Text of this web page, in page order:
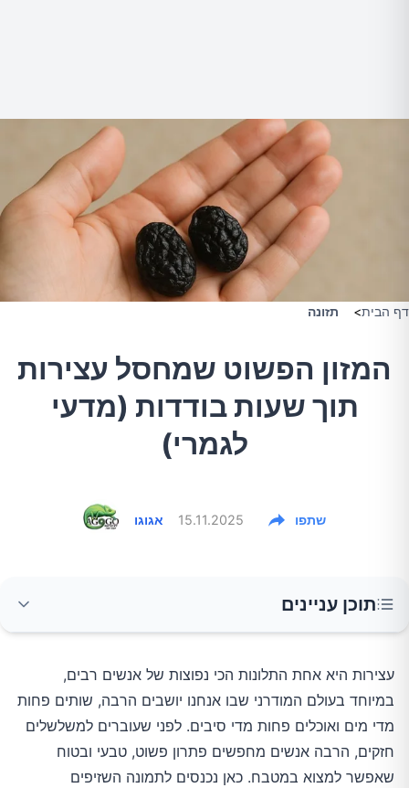
דף הבית> תזונה
המזון הפשוט שמחסל עצירות
תוך שעות בודדות (מדעי
לגמרי)
אגוגו 15.11.2025 שתפו
תוכן עניינים
למה דווקא שזיפים מיובשים כל כך יעילים נגד
עצירות?
מה אומרים המחקרים על שזיפים מיובשים
ועצירות?
עצירות היא אחת התלונות הכי נפוצות של אנשים רבים,
במיוחד בעולם המודרני שבו אנחנו יושבים הרבה, שותים פחות
מדי מים ואוכלים פחות מדי סיבים. לפני שעוברים למשלשלים
חזקים, הרבה אנשים מחפשים פתרון פשוט, טבעי ובטוח
שאפשר למצוא במטבח. כאן נכנסים לתמונה השזיפים